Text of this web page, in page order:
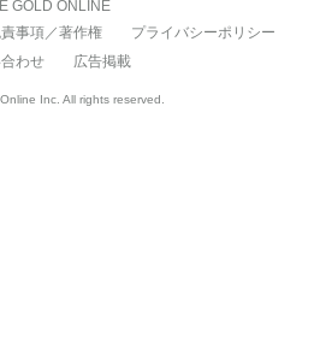
GOLD ONLINE
事項／著作権
プライバシーポリシー
わせ
広告掲載
Inc. All rights reserved.